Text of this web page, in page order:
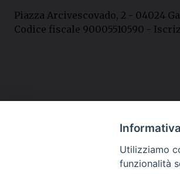
Piazza Arcivescovado, 2 - 04024
Codice fiscale 90005510590 -
Informativa
Utilizziamo
funzionalità